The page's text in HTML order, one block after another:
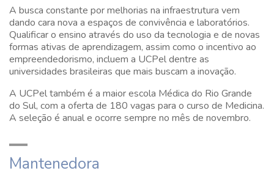
A busca constante por melhorias na infraestrutura vem
dando cara nova a espaços de convivência e laboratórios.
Qualificar o ensino através do uso da tecnologia e de novas
formas ativas de aprendizagem, assim como o incentivo ao
empreendedorismo, incluem a UCPel dentre as
universidades brasileiras que mais buscam a inovação.
A UCPel também é a maior escola Médica do Rio Grande
do Sul, com a oferta de 180 vagas para o curso de Medicina.
A seleção é anual e ocorre sempre no mês de novembro.
Mantenedora